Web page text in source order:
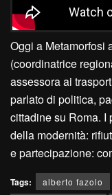
Oggi a Metamorfosi
(coordinatrice
assessora ai
parlato di politica,
cittadine su Roma.
della modernità:
e partecipazione:
Tags: alberto fazolo